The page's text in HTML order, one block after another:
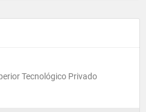
Tecnológico Privado